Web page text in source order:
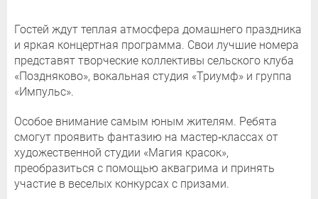
Гостей ждут теплая атмосфера домашнего праздника
и яркая концертная программа. Свои лучшие номера
представят творческие коллективы сельского клуба
«Поздняково», вокальная студия «Триумф» и группа
«Импульс».
Особое внимание самым юным жителям. Ребята
смогут проявить фантазию на мастер‑классах от
художественной студии «Магия красок»,
преобразиться с помощью аквагрима и принять
участие в веселых конкурсах с призами.